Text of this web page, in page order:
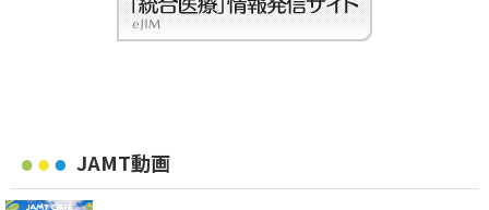
JAMT動画